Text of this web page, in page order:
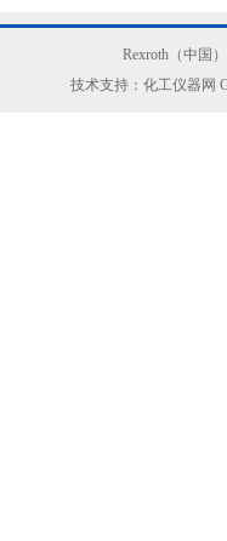
Rexroth（中国
技术支持：化工仪器网